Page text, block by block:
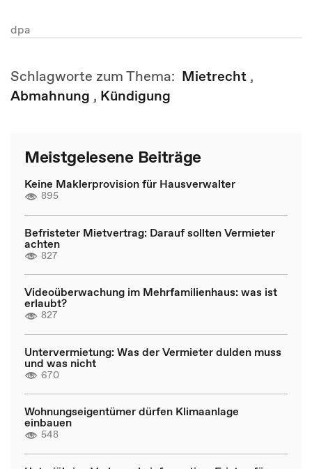
dpa
Schlagworte zum Thema: Mietrecht ,
Abmahnung , Kündigung
Meistgelesene Beiträge
Keine Maklerprovision für Hausverwalter
895
Befristeter Mietvertrag: Darauf sollten Vermieter
achten
827
Videoüberwachung im Mehrfamilienhaus: was ist
erlaubt?
827
Untervermietung: Was der Vermieter dulden muss
und was nicht
670
Wohnungseigentümer dürfen Klimaanlage
einbauen
548